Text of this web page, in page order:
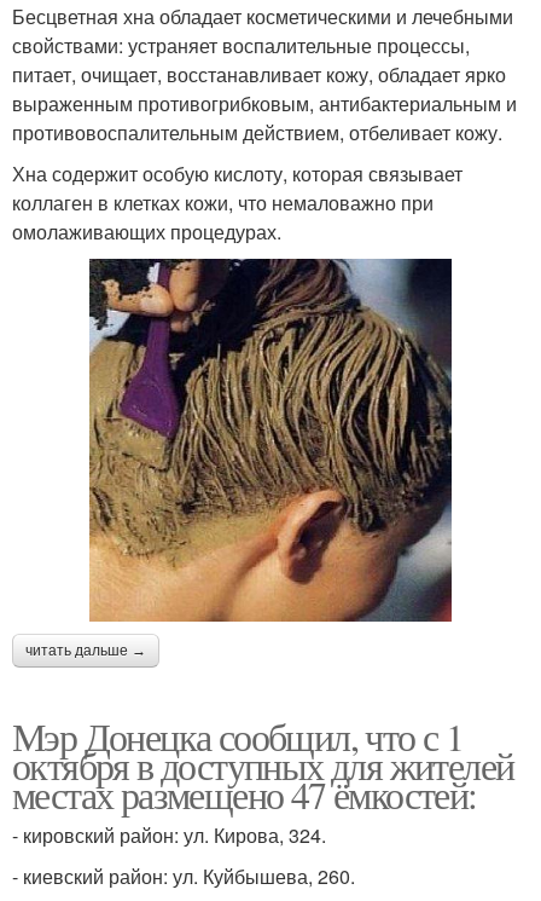
Бесцветная хна обладает косметическими и лечебными
свойствами: устраняет воспалительные процессы,
питает, очищает, восстанавливает кожу, обладает ярко
выраженным противогрибковым, антибактериальным и
противовоспалительным действием, отбеливает кожу.
Хна содержит особую кислоту, которая связывает
коллаген в клетках кожи, что немаловажно при
омолаживающих процедурах.
читать дальше →
Мэр Донецка сообщил, что с 1
октября в доступных для жителей
местах размещено 47 ёмкостей:
- кировский район: ул. Кирова, 324.
- киевский район: ул. Куйбышева, 260.